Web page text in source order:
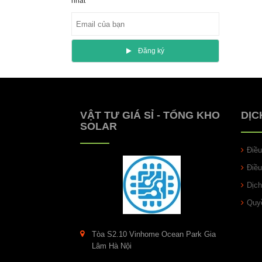
Ðăng ký
VẬT TƯ GIÁ SỈ - TỔNG KHO
SOLAR
Tòa S2.10 Vinhome Ocean Park Gia
Lâm Hà Nội